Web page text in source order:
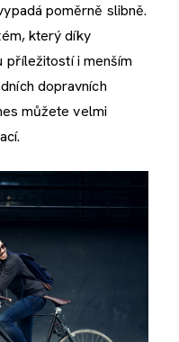
poměrně slibně.
který díky
příležitostí i menším
dopravních
můžete velmi